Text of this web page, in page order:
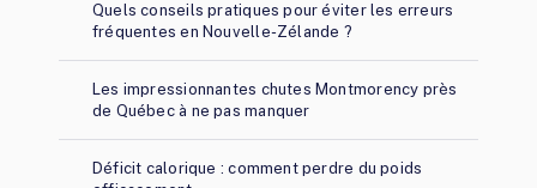
Quels conseils pratiques pour éviter les erreurs
fréquentes en Nouvelle-Zélande ?
Les impressionnantes chutes Montmorency près
de Québec à ne pas manquer
Déficit calorique : comment perdre du poids